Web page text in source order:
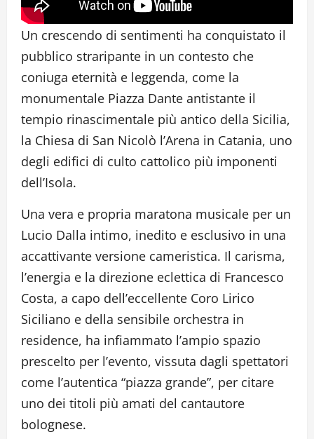
Un crescendo di sentimenti ha conquistato il
pubblico straripante in un contesto che
coniuga eternità e leggenda, come la
monumentale Piazza Dante antistante il
tempio rinascimentale più antico della Sicilia,
la Chiesa di San Nicolò l’Arena in Catania, uno
degli edifici di culto cattolico più imponenti
dell’Isola.
Una vera e propria maratona musicale per un
Lucio Dalla intimo, inedito e esclusivo in una
accattivante versione cameristica. Il carisma,
l’energia e la direzione eclettica di Francesco
Costa, a capo dell’eccellente Coro Lirico
Siciliano e della sensibile orchestra in
residence, ha infiammato l’ampio spazio
prescelto per l’evento, vissuta dagli spettatori
come l’autentica “piazza grande”, per citare
uno dei titoli più amati del cantautore
bolognese.